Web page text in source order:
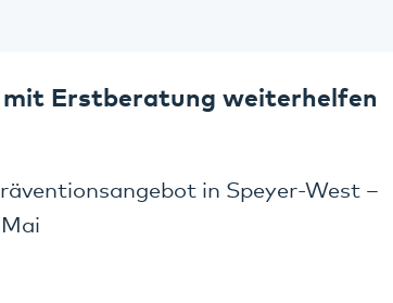
mit Erstberatung weiterhelfen
in Speyer-West –